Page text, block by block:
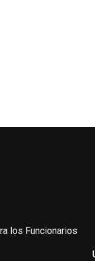
los Funcionarios